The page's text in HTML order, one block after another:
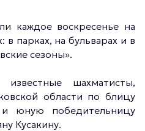
каждое воскресенье на
парках, на бульварах и в
сезоны».
шахматисты,
области по блицу
и юную победительницу
Кусакину.